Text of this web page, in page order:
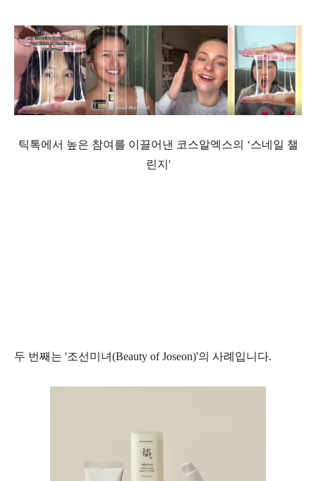
틱톡에서 높은 참여를 이끌어낸 코스알엑스의 ‘스네일 챌
린지'
두 번째는 '조선미녀(Beauty of Joseon)'의 사례입니다.